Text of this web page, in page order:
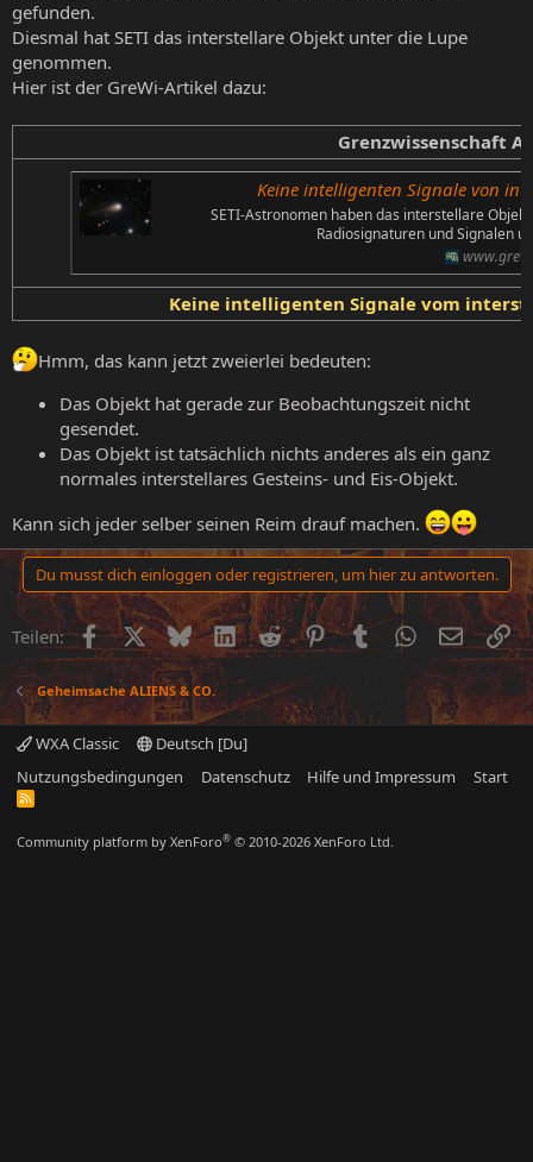
gefunden.
Diesmal hat SETI das interstellare Objekt unter die Lupe
genommen.
Hier ist der GreWi-Artikel dazu:
Grenzwissenschaft
Keine intelligenten Signale von
SETI-Astronomen haben das interstellare
Radiosignaturen und Signalen
Keine intelligenten Signale vom
Hmm, das kann jetzt zweierlei bedeuten:
Das Objekt hat gerade zur Beobachtungszeit nicht
gesendet.
Das Objekt ist tatsächlich nichts anderes als ein ganz
normales interstellares Gesteins- und Eis-Objekt.
Kann sich jeder selber seinen Reim drauf machen.
Du musst dich einloggen oder registrieren, um hier zu antworten.
Teilen: FacebookX (Twitter)
BlueskyLinkedInRedditPinterest
Tumblr WhatsApp
E-Mail
Geheimsache ALIENS & CO.
WXA Classic
Deutsch [Du]
Nutzungsbedingungen
Datenschutz Hilfe und Impressum Start
R
Community platform by XenForo® © 2010-2026 XenForo Ltd.